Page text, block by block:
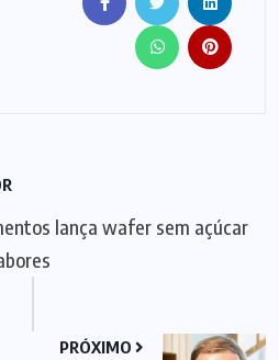
lança wafer sem açúcar
PRÓXIMO